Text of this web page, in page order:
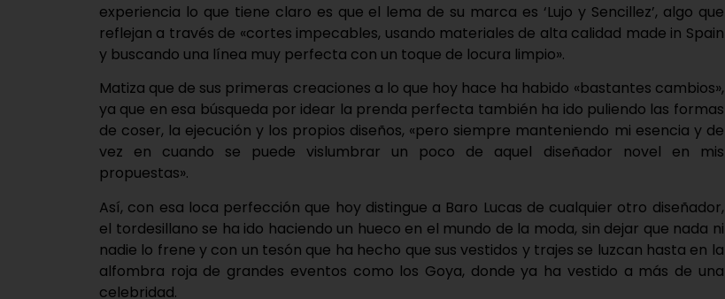
experiencia lo que tiene claro es que el lema de su marca es ‘Lujo y Sencillez’, algo que
reflejan a través de «cortes impecables, usando materiales de alta calidad made in Spain
y buscando una línea muy perfecta con un toque de locura limpio».
Matiza que de sus primeras creaciones a lo que hoy hace ha habido «bastantes cambios»,
ya que en esa búsqueda por idear la prenda perfecta también ha ido puliendo las formas
de coser, la ejecución y los propios diseños, «pero siempre manteniendo mi esencia y de
vez en cuando se puede vislumbrar un poco de aquel diseñador novel en mis
propuestas».
Así, con esa loca perfección que hoy distingue a Baro Lucas de cualquier otro diseñador,
el tordesillano se ha ido haciendo un hueco en el mundo de la moda, sin dejar que nada ni
nadie lo frene y con un tesón que ha hecho que sus vestidos y trajes se luzcan hasta en la
alfombra roja de grandes eventos como los Goya, donde ya ha vestido a más de una
celebridad.